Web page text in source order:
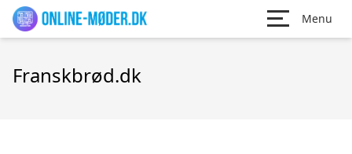
Menu
Franskbrød.dk